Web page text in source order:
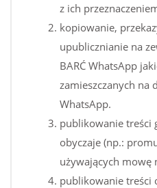
z ich
kopiowanie,
upublicznianie na
BARĆ WhatsApp
zamieszczanych na
WhatsApp.
publikowanie treści
obyczaje (np.:
używających mowę
publikowanie treści